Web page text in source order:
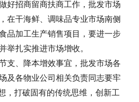
好招商留商扶商工作，批发市场
在干海鲜、调味品专业市场南侧
品加工生产销售项目，要进一步
举扎实推进市场增收。
支、降本增效事宜，批发市场各
及各物业公司相关负责同志要牢
，打破固有的传统思维，创新工